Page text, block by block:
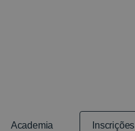
Academia Inscrições